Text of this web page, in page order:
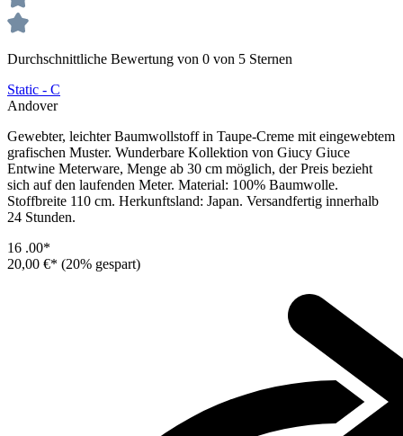
Durchschnittliche Bewertung von 0 von 5 Sternen
Static - C
Andover
Gewebter, leichter Baumwollstoff in Taupe-Creme mit eingewebtem
grafischen Muster. Wunderbare Kollektion von Giucy Giuce
Entwine Meterware, Menge ab 30 cm möglich, der Preis bezieht
sich auf den laufenden Meter. Material: 100% Baumwolle.
Stoffbreite 110 cm. Herkunftsland: Japan. Versandfertig innerhalb
24 Stunden.
16 .00*
20,00 €* (20% gespart)